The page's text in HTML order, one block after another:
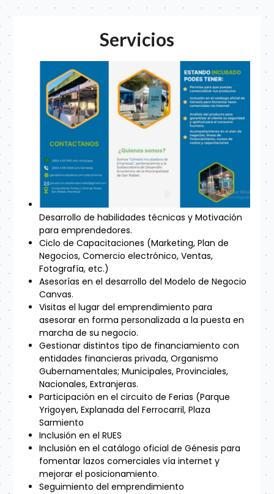
Servicios
Desarrollo de habilidades técnicas y Motivación
para emprendedores.
Ciclo de Capacitaciones (Marketing, Plan de
Negocios, Comercio electrónico, Ventas,
Fotografía, etc.)
Asesorías en el desarrollo del Modelo de Negocio
Canvas.
Visitas el lugar del emprendimiento para
asesorar en forma personalizada a la puesta en
marcha de su negocio.
Gestionar distintos tipo de financiamiento con
entidades financieras privada, Organismo
Gubernamentales; Municipales, Provinciales,
Nacionales, Extranjeras.
Participación en el circuito de Ferias (Parque
Yrigoyen, Explanada del Ferrocarril, Plaza
Sarmiento
Inclusión en el RUES
Inclusión en el catálogo oficial de Génesis para
fomentar lazos comerciales vía internet y
mejorar el posicionamiento.
Seguimiento del emprendimiento